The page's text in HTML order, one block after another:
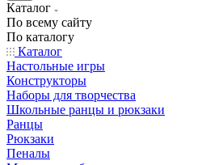
Каталог
По всему сайту
По каталогу
Каталог
Настольные игры
Конструкторы
Наборы для творчества
Школьные ранцы и рюкзаки
Ранцы
Рюкзаки
Пеналы